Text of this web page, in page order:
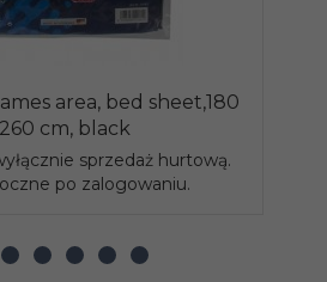
area, bed sheet,180
cm, black
sprzedaż hurtową.
po zalogowaniu.